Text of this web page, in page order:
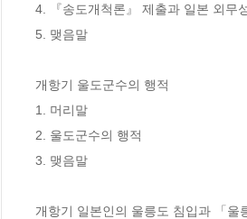
4. 『송도개척론』 제출과 일본 외무
5. 맺음말
개항기 울도군수의 행적
1. 머리말
2. 울도군수의 행적
3. 맺음말
개항기 일본인의 울릉도 침입과 「울